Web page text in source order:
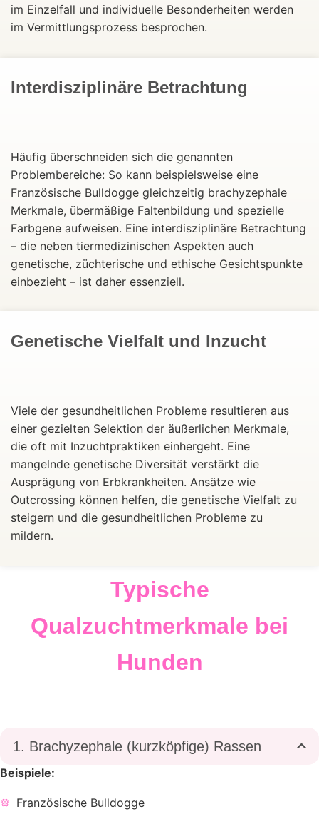
im Einzelfall und individuelle Besonderheiten werden
im Vermittlungsprozess besprochen.
Interdisziplinäre Betrachtung
Häufig überschneiden sich die genannten
Problembereiche: So kann beispielsweise eine
Französische Bulldogge gleichzeitig brachyzephale
Merkmale, übermäßige Faltenbildung und spezielle
Farbgene aufweisen. Eine interdisziplinäre Betrachtung
– die neben tiermedizinischen Aspekten auch
genetische, züchterische und ethische Gesichtspunkte
einbezieht – ist daher essenziell.
Genetische Vielfalt und Inzucht
Viele der gesundheitlichen Probleme resultieren aus
einer gezielten Selektion der äußerlichen Merkmale,
die oft mit Inzuchtpraktiken einhergeht. Eine
mangelnde genetische Diversität verstärkt die
Ausprägung von Erbkrankheiten. Ansätze wie
Outcrossing können helfen, die genetische Vielfalt zu
steigern und die gesundheitlichen Probleme zu
mildern.
Typische
Qualzuchtmerkmale bei
Hunden
1. Brachyzephale (kurzköpfige) Rassen
Beispiele:
Französische Bulldogge